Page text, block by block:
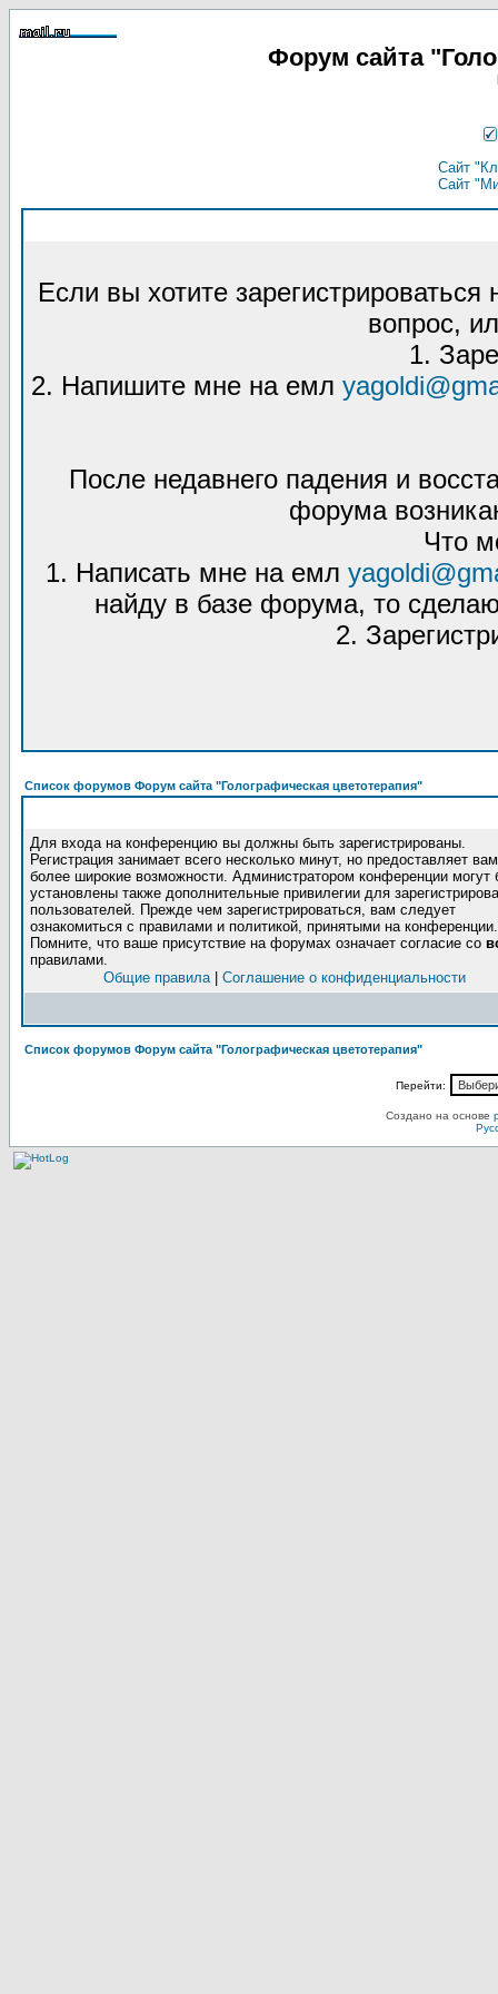
Форум сайта
Сайт
Сайт
Если вы хотите
вопрос,
1.
2. Напишите мне на емл
После недавнего падения и
форума
Что
1. Написать мне на емл
найду в базе форума, то
2.
Список форумов Форум сайта "Голографическая цветотерапия"
Для входа на конференцию вы должны быть зарегистрированы.
Регистрация занимает всего несколько минут, но предоставляет вам
более широкие возможности. Администратором конференции могут
установлены также дополнительные привилегии для
пользователей. Прежде чем зарегистрироваться, вам следует
ознакомиться с правилами и политикой, принятыми на конференции.
Помните, что ваше присутствие на форумах означает согласие со
правилами.
Общие правила| Соглашение о конфиденциальности
Список форумов Форум сайта "Голографическая цветотерапия"
Перейти:
Создано на основе